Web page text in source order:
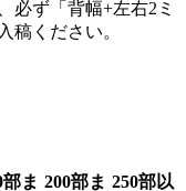
必ず「背幅+左右2ミ
稿ください。
部ま 200部ま 250部以